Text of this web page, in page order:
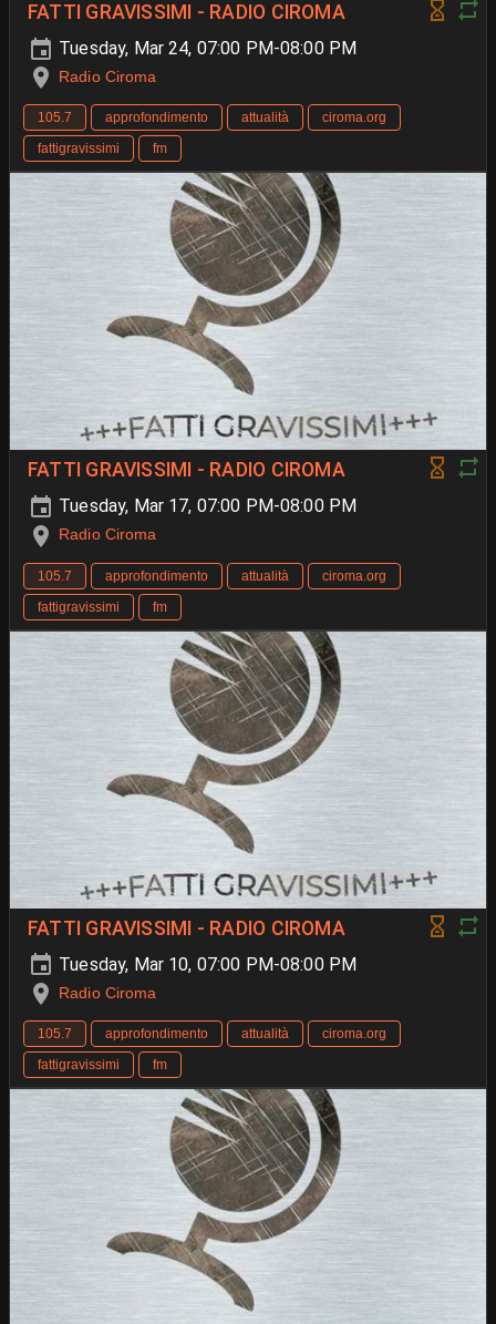
FATTI GRAVISSIMI - RADIO CIROMA
Tuesday, Mar 24, 07:00 PM-08:00 PM
Radio Ciroma
105.7 approfondimento attualità
ciroma.org
fattigravissimi
fm
FATTI GRAVISSIMI - RADIO CIROMA
Tuesday, Mar 17, 07:00 PM-08:00 PM
Radio Ciroma
105.7 approfondimento attualità
ciroma.org
fattigravissimi
fm
FATTI GRAVISSIMI - RADIO CIROMA
Tuesday, Mar 10, 07:00 PM-08:00 PM
Radio Ciroma
105.7 approfondimento attualità
ciroma.org
fattigravissimi
fm